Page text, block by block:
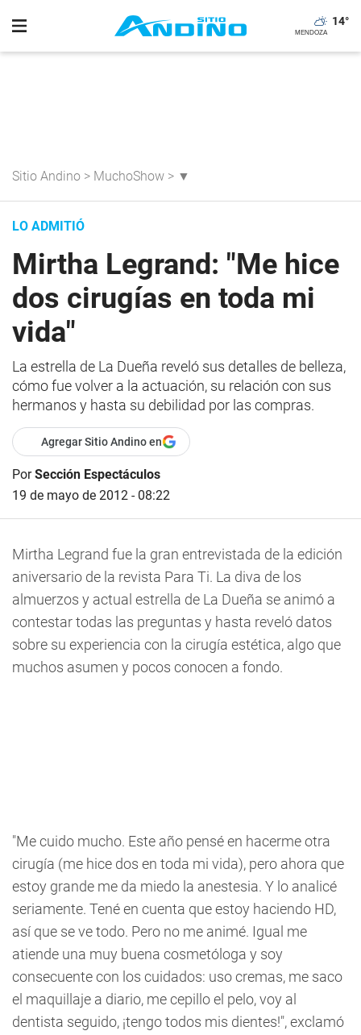
14°
Sitio Andino > MuchoShow > ▼
LO ADMITIÓ
Mirtha Legrand: "Me hice
dos cirugías en toda mi
vida"
La estrella de La Dueña reveló sus detalles de belleza,
cómo fue volver a la actuación, su relación con sus
hermanos y hasta su debilidad por las compras.
Agregar Sitio Andino en
PorSección Espectáculos
19 de mayo de 2012 - 08:22
Mirtha Legrand fue la gran entrevistada de la edición
aniversario de la revista Para Ti. La diva de los
almuerzos y actual estrella de La Dueña se animó a
contestar todas las preguntas y hasta reveló datos
sobre su experiencia con la cirugía estética, algo que
muchos asumen y pocos conocen a fondo.
"Me cuido mucho. Este año pensé en hacerme otra
cirugía (me hice dos en toda mi vida), pero ahora que
estoy grande me da miedo la anestesia. Y lo analicé
seriamente. Tené en cuenta que estoy haciendo HD,
así que se ve todo. Pero no me animé. Igual me
atiende una muy buena cosmetóloga y soy
consecuente con los cuidados: uso cremas, me saco
el maquillaje a diario, me cepillo el pelo, voy al
dentista seguido, ¡tengo todos mis dientes!", exclamó